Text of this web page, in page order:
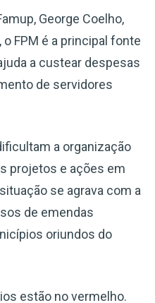
George Coelho,
FPM é a principal fonte
a custear despesas
de servidores
a organização
projetos e ações em
se agrava com a
de emendas
oriundos do
estão no vermelho.